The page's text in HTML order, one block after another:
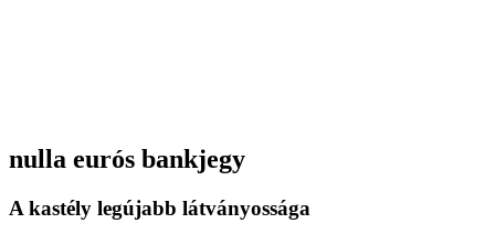
nulla eurós bankjegy
A kastély legújabb látványossága